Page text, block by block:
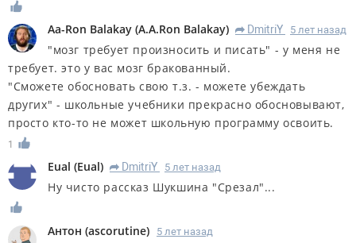
Aa-Ron Balakay (A.A.Ron Balakay) R DmitriY 5 лет назад
"мозг требует произносить и писать" - у меня не
требует. это у вас мозг бракованный.
"Сможете обосновать свою т.з. - можете убеждать
других" - школьные учебники прекрасно обосновывают,
просто кто-то не может школьную программу освоить.
1
Eual (Eual) R DmitriY 5 лет назад
Ну чисто рассказ Шукшина "Срезал"...
Антон (ascorutine) 5 лет назад